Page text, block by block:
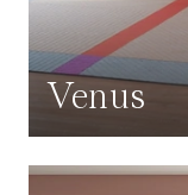
Venus